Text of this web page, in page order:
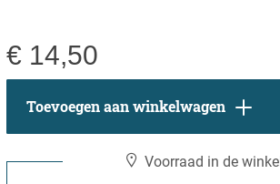
€ 14,50
Toevoegen aan winkelwagen
Voorraad in de winkel